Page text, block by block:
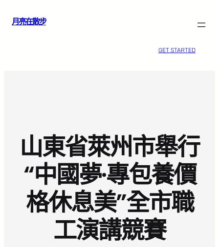
月亮在散步
GET STARTED
山東省萊州市舉行
“中國夢·專包養價
格休息美”全市職
工演講競賽